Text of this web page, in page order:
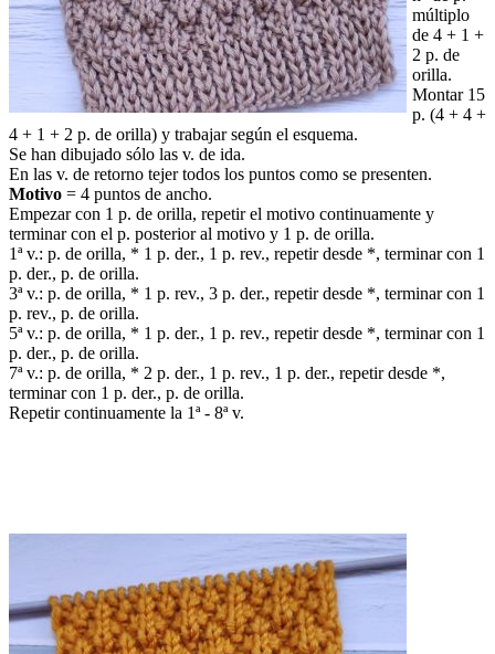
múltiplo
de 4 + 1 +
2 p. de
orilla.
Montar 15
p. (4 + 4 +
4 + 1 + 2 p. de orilla) y trabajar según el esquema.
Se han dibujado sólo las v. de ida.
En las v. de retorno tejer todos los puntos como se presenten.
Motivo = 4 puntos de ancho.
Empezar con 1 p. de orilla, repetir el motivo continuamente y
terminar con el p. posterior al motivo y 1 p. de orilla.
1ª v.: p. de orilla, * 1 p. der., 1 p. rev., repetir desde *, terminar con 1
p. der., p. de orilla.
3ª v.: p. de orilla, * 1 p. rev., 3 p. der., repetir desde *, terminar con 1
p. rev., p. de orilla.
5ª v.: p. de orilla, * 1 p. der., 1 p. rev., repetir desde *, terminar con 1
p. der., p. de orilla.
7ª v.: p. de orilla, * 2 p. der., 1 p. rev., 1 p. der., repetir desde *,
terminar con 1 p. der., p. de orilla.
Repetir continuamente la 1ª - 8ª v.